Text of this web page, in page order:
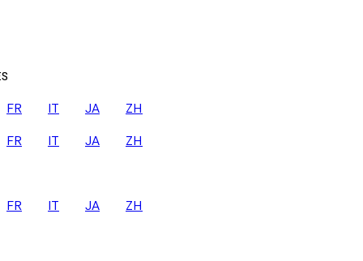
FR IT JA
ZH
FR IT JA
ZH
FR IT JA
ZH